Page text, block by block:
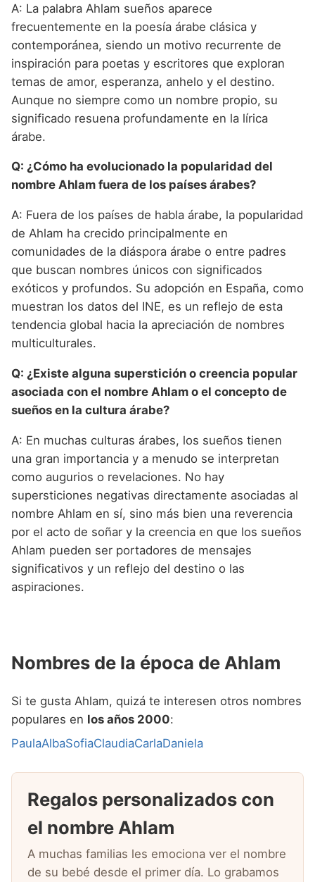
A: La palabra Ahlam sueños aparece
frecuentemente en la poesía árabe clásica y
contemporánea, siendo un motivo recurrente de
inspiración para poetas y escritores que exploran
temas de amor, esperanza, anhelo y el destino.
Aunque no siempre como un nombre propio, su
significado resuena profundamente en la lírica
árabe.
Q: ¿Cómo ha evolucionado la popularidad del
nombre Ahlam fuera de los países árabes?
A: Fuera de los países de habla árabe, la popularidad
de Ahlam ha crecido principalmente en
comunidades de la diáspora árabe o entre padres
que buscan nombres únicos con significados
exóticos y profundos. Su adopción en España, como
muestran los datos del INE, es un reflejo de esta
tendencia global hacia la apreciación de nombres
multiculturales.
Q: ¿Existe alguna superstición o creencia popular
asociada con el nombre Ahlam o el concepto de
sueños en la cultura árabe?
A: En muchas culturas árabes, los sueños tienen
una gran importancia y a menudo se interpretan
como augurios o revelaciones. No hay
supersticiones negativas directamente asociadas al
nombre Ahlam en sí, sino más bien una reverencia
por el acto de soñar y la creencia en que los sueños
Ahlam pueden ser portadores de mensajes
significativos y un reflejo del destino o las
aspiraciones.
Nombres de la época de Ahlam
Si te gusta Ahlam, quizá te interesen otros nombres
populares en los años 2000:
PaulaAlbaSofiaClaudiaCarlaDaniela
Regalos personalizados con
el nombre Ahlam
A muchas familias les emociona ver el nombre
de su bebé desde el primer día. Lo grabamos